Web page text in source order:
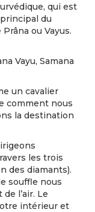
qui est
du
ou Vayus.
Vayu, Samana
un cavalier
comment nous
la destination
les trois
des diamants).
souffle nous
l’air. Le
intérieur et